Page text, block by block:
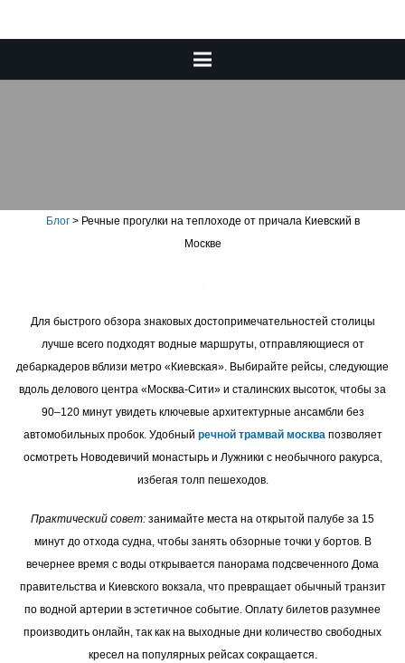
Блог> Речные прогулки на теплоходе от причала Киевский в
Москве
Для быстрого обзора знаковых достопримечательностей столицы
лучше всего подходят водные маршруты, отправляющиеся от
дебаркадеров вблизи метро «Киевская». Выбирайте рейсы, следующие
вдоль делового центра «Москва-Сити» и сталинских высоток, чтобы за
90–120 минут увидеть ключевые архитектурные ансамбли без
автомобильных пробок. Удобный речной трамвай москвапозволяет
осмотреть Новодевичий монастырь и Лужники с необычного ракурса,
избегая толп пешеходов.
Практический совет: занимайте места на открытой палубе за 15
минут до отхода судна, чтобы занять обзорные точки у бортов. В
вечернее время с воды открывается панорама подсвеченного Дома
правительства и Киевского вокзала, что превращает обычный транзит
по водной артерии в эстетичное событие. Оплату билетов разумнее
производить онлайн, так как на выходные дни количество свободных
кресел на популярных рейсах сокращается.